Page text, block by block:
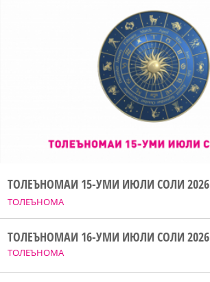
ТОЛЕЪНОМА
ТОЛЕЪНОМАИ 15-УМИ ИЮЛИ СОЛИ 2026
ТОЛЕЪНОМА
ТОЛЕЪНОМАИ 16-УМИ ИЮЛИ СОЛИ 2026